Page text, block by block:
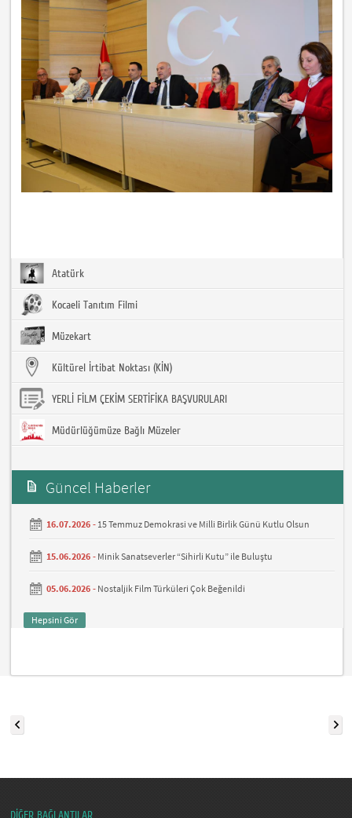
Atatürk
Kocaeli Tanıtım Filmi
Müzekart
Kültürel İrtibat Noktası (KİN)
YERLİ FİLM ÇEKİM SERTİFİKA BAŞVURULARI
Müdürlüğümüze Bağlı Müzeler
Güncel Haberler
16.07.2026 - 15 Temmuz Demokrasi ve Milli Birlik Günü Kutlu Olsun
15.06.2026 - Minik Sanatseverler “Sihirli Kutu” ile Buluştu
05.06.2026 - Nostaljik Film Türküleri Çok Beğenildi
Hepsini Gör